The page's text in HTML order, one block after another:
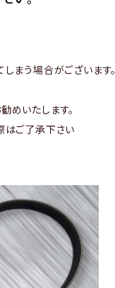
まう場合がございます。
めいたします。
はご了承下さい